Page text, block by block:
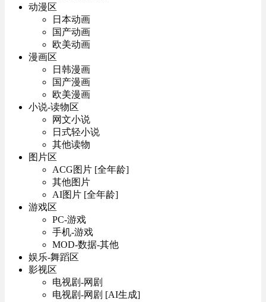
动漫区
日本动画
国产动画
欧美动画
漫画区
日韩漫画
国产漫画
欧美漫画
小说-读物区
网文小说
日式轻小说
其他读物
图片区
ACG图片 [全年龄]
其他图片
AI图片 [全年龄]
游戏区
PC-游戏
手机-游戏
MOD-数据-其他
娱乐-舞蹈区
影视区
电视剧-网剧
电视剧-网剧 [AI生成]